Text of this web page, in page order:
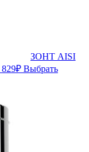
ЗОНТ AISI
829₽ Выбрать